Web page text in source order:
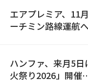
エアプレミア、11
ーチミン路線運航
ハンファ、来月5
火祭り2026」開催